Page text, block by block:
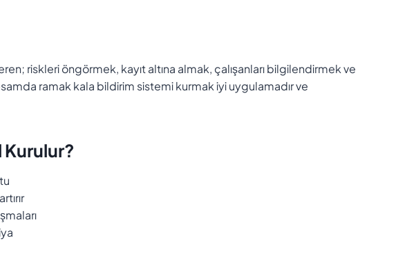
riskleri öngörmek, kayıt altına almak, çalışanları bilgilendirmek ve
ramak kala bildirim sistemi kurmak iyi uygulamadır ve
Kurulur?